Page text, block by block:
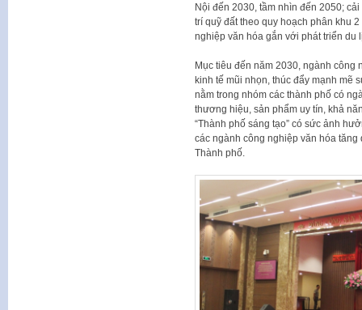
Nội đến 2030, tầm nhìn đến 2050;
trí quỹ đất theo quy hoạch phân khu
nghiệp văn hóa gắn với phát triển du
Mục tiêu đến năm 2030, ngành công
kinh tế mũi nhọn, thúc đẩy mạnh mẽ
nằm trong nhóm các thành phố có
thương hiệu, sản phẩm uy tín, khả
“Thành phố sáng tạo” có sức ảnh
các ngành công nghiệp văn hóa
Thành phố.